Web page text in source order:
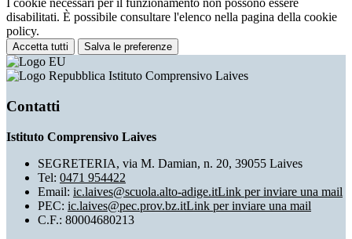
I cookie necessari per il funzionamento non possono essere
disabilitati. È possibile consultare l'elenco nella pagina della cookie
policy.
Accetta tutti Salva le preferenze
Istituto Comprensivo Laives
Contatti
Istituto Comprensivo Laives
SEGRETERIA, via M. Damian, n. 20, 39055 Laives
Tel: 0471 954422
Email: ic.laives@scuola.alto-adige.itLink per inviare una mail
PEC: ic.laives@pec.prov.bz.itLink per inviare una mail
C.F.: 80004680213